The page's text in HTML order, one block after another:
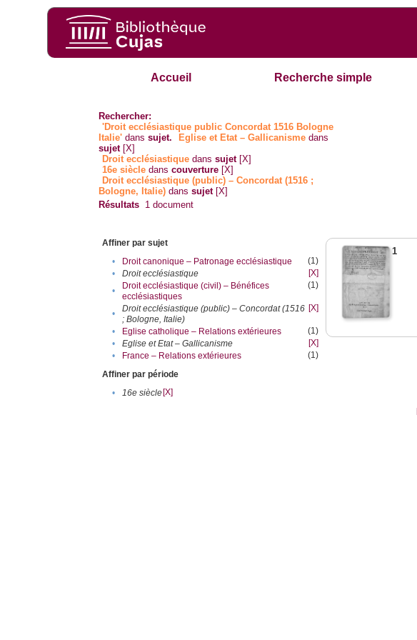
Accueil Recherche simple
Rechercher:
'Droit ecclésiastique public Concordat 1516 Bologne
Italie' danssujet. Eglise et Etat – Gallicanisme dans
sujet [X]
Droit ecclésiastique danssujet [X]
16e siècle danscouverture [X]
Droit ecclésiastique (public) – Concordat (1516 ;
Bologne, Italie) danssujet [X]
Résultats 1 document
Affiner par sujet
•
Droit canonique – Patronage ecclésiastique
(1)
•
Droit ecclésiastique
[X]
•
Droit ecclésiastique (civil) – Bénéfices
ecclésiastiques
(1)
•
Droit ecclésiastique (public) – Concordat (1516
; Bologne, Italie)
[X]
• Eglise catholique – Relations extérieures
(1)
•
Eglise et Etat – Gallicanisme
[X]
•
France – Relations extérieures
(1)
Affiner par période
•
16e siècle[X]
1